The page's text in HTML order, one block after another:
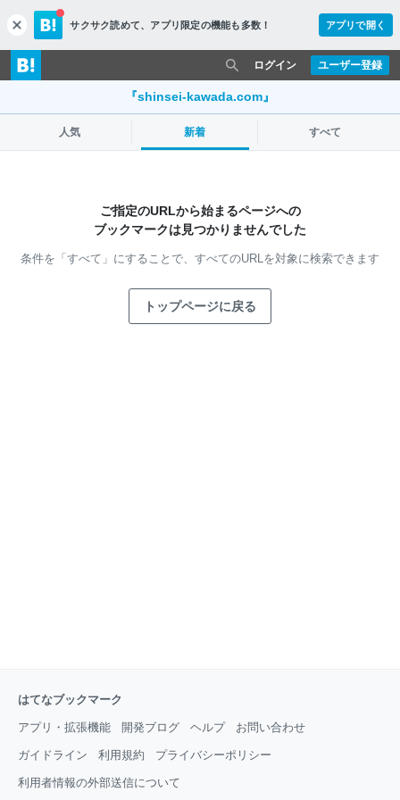
c
l
o
s
サクサク読めて、 アプリ限定の機能も多数！ アプリで開く
ユーザー登録
ログイン
『shinsei-kawada.com』
人気 新着 すべて
ご指定のURLから始まるページへの
ブックマークは見つかりませんでした
条件を「すべて」にすることで、 すべてのURLを対象に検索できます
トップページに戻る
はてなブックマーク
アプリ・拡張機能 開発ブログ ヘルプ お問い合わせ
ガイドライン 利用規約 プライバシーポリシー
利用者情報の外部送信について